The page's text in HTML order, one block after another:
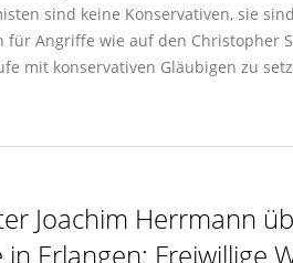
sind keine Konservativen, sie
für Angriffe wie auf den Christopher
mit konservativen Gläubigen zu
Joachim Herrmann
in Erlangen: